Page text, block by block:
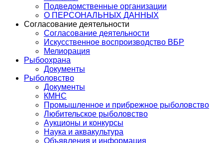
Подведомственные организации
О ПЕРСОНАЛЬНЫХ ДАННЫХ
Согласование деятельности
Согласование деятельности
Искусственное воспроизводство ВБР
Мелиорация
Рыбоохрана
Документы
Рыболовство
Документы
КМНС
Промышленное и прибрежное рыболовство
Любительское рыболовство
Аукционы и конкурсы
Наука и аквакультура
Объявления и информация